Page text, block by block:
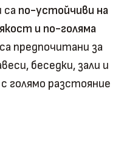
са по-устойчиви на
и по-голяма
предпочитани за
беседки, зали и
голямо разстояние